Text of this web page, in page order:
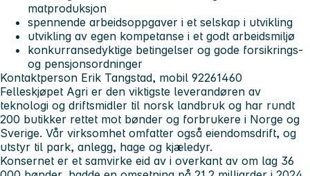
matproduksjon
spennende arbeidsoppgaver i et selskap i utvikling
utvikling av egen kompetanse i et godt arbeidsmiljø
konkurransedyktige betingelser og gode forsikrings-
og pensjonsordninger
Kontaktperson Erik Tangstad, mobil 92261460
Felleskjøpet Agri er den viktigste leverandøren av
teknologi og driftsmidler til norsk landbruk og har rundt
200 butikker rettet mot bønder og forbrukere i Norge og
Sverige. Vår virksomhet omfatter også eiendomsdrift, og
utstyr til park, anlegg, hage og kjæledyr.
Konsernet er et samvirke eid av i overkant av om lag 36